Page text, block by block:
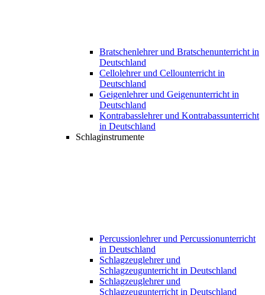
Bratschenlehrer und Bratschenunterricht in
Deutschland
Cellolehrer und Cellounterricht in
Deutschland
Geigenlehrer und Geigenunterricht in
Deutschland
Kontrabasslehrer und Kontrabassunterricht
in Deutschland
Schlaginstrumente
Percussionlehrer und Percussionunterricht
in Deutschland
Schlagzeuglehrer und
Schlagzeugunterricht in Deutschland
Schlagzeuglehrer und
Schlagzeugunterricht in Deutschland